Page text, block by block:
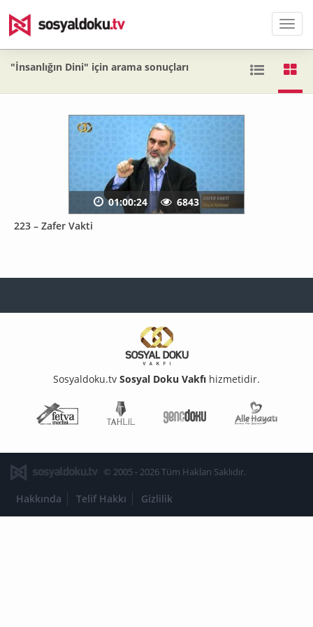
Menü
"İnsanlığın Dini" için arama sonuçları
223 – Zafer Vakti
01:00:24 6843
Sosyaldoku.tv Sosyal Doku Vakfı hizmetidir.
Fetva Meclisi
Genç Doku
© 2005 - 2026 Tüm Hakları Saklıdır.
Hakkında Telif Hakkı Gizlilik